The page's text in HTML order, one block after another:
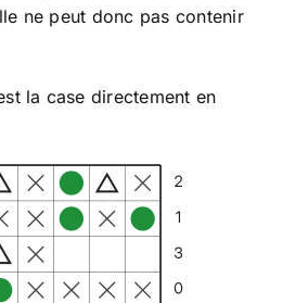
ne peut donc pas contenir
la case directement en